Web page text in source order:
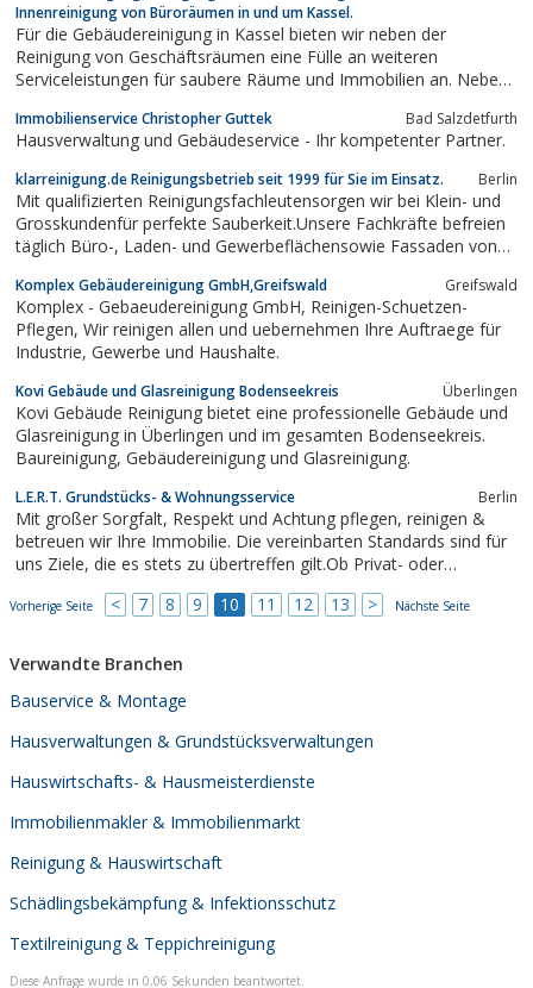
Innenreinigung von Büroräumen in und um Kassel.
Für die Gebäudereinigung in Kassel bieten wir neben der
Reinigung von Geschäftsräumen eine Fülle an weiteren
Serviceleistungen für saubere Räume und Immobilien an. Neben
privaten Haushalten und Unternehmen weitere
Reinigungsmethoden an. Zur professionellen Reinigung...
Immobilienservice Christopher Guttek Bad Salzdetfurth
Hausverwaltung und Gebäudeservice - Ihr kompetenter Partner.
klarreinigung.de Reinigungsbetrieb seit 1999 für Sie im Einsatz. Berlin
Mit qualifizierten Reinigungsfachleutensorgen wir bei Klein- und
Grosskundenfür perfekte Sauberkeit.Unsere Fachkräfte befreien
täglich Büro-, Laden- und Gewerbeflächensowie Fassaden von
Reinigen?
Komplex Gebäudereinigung GmbH,Greifswald Greifswald
Komplex - Gebaeudereinigung GmbH, Reinigen-Schuetzen-
Pflegen, Wir reinigen allen und uebernehmen Ihre Auftraege für
Industrie, Gewerbe und Haushalte.
Kovi Gebäude und Glasreinigung Bodenseekreis Überlingen
Kovi Gebäude Reinigung bietet eine professionelle Gebäude und
Glasreinigung in Überlingen und im gesamten Bodenseekreis.
Baureinigung, Gebäudereinigung und Glasreinigung.
L.E.R.T. Grundstücks- & Wohnungsservice Berlin
Mit großer Sorgfalt, Respekt und Achtung pflegen, reinigen &
betreuen wir Ihre Immobilie. Die vereinbarten Standards sind für
uns Ziele, die es stets zu übertreffen gilt.Ob Privat- oder
erarbeiten zusammen mit Ihnen individuell ein auf Ihre
Vorherige Seite < 7 8 9 10 11 12 13 > Nächste Seite
Verwandte Branchen
Bauservice & Montage
Hausverwaltungen & Grundstücksverwaltungen
Hauswirtschafts- & Hausmeisterdienste
Immobilienmakler & Immobilienmarkt
Reinigung & Hauswirtschaft
Schädlingsbekämpfung & Infektionsschutz
Textilreinigung & Teppichreinigung
Diese Anfrage wurde in 0,06 Sekunden beantwortet.